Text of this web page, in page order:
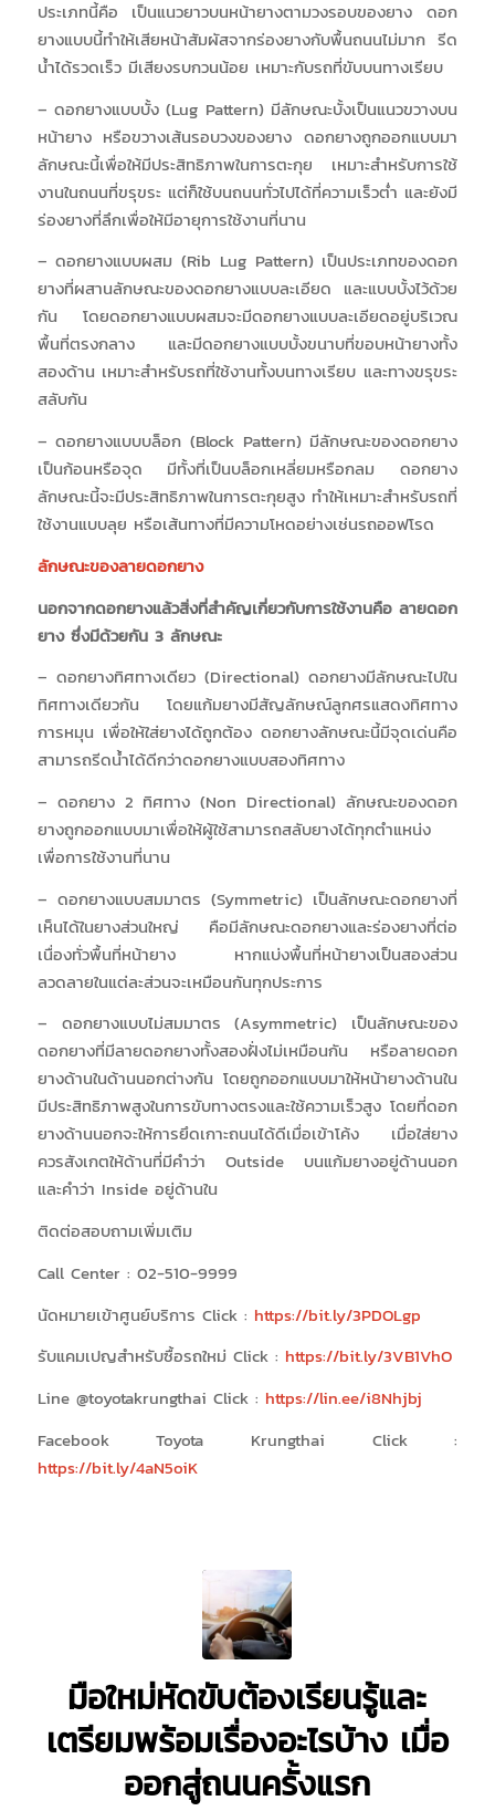
ประเภทนี้คือ เป็นแนวยาวบนหน้ายางตามวงรอบของยาง ดอก
ยางแบบนี้ทำให้เสียหน้าสัมผัสจากร่องยางกับพื้นถนนไม่มาก รีด
น้ำได้รวดเร็ว มีเสียงรบกวนน้อย เหมาะกับรถที่ขับบนทางเรียบ
– ดอกยางแบบบั้ง (Lug Pattern)มีลักษณะบั้งเป็นแนวขวางบน
หน้ายาง หรือขวางเส้นรอบวงของยาง ดอกยางถูกออกแบบมา
ลักษณะนี้เพื่อให้มีประสิทธิภาพในการตะกุย เหมาะสำหรับการใช้
งานในถนนที่ขรุขระ แต่ก็ใช้บนถนนทั่วไปได้ที่ความเร็วต่ำ และยังมี
ร่องยางที่ลึกเพื่อให้มีอายุการใช้งานที่นาน
– ดอกยางแบบผสม (Rib Lug Pattern)เป็นประเภทของดอก
ยางที่ผสานลักษณะของดอกยางแบบละเอียด และแบบบั้งไว้ด้วย
กัน โดยดอกยางแบบผสมจะมีดอกยางแบบละเอียดอยู่บริเวณ
พื้นที่ตรงกลาง และมีดอกยางแบบบั้งขนาบที่ขอบหน้ายางทั้ง
สองด้าน เหมาะสำหรับรถที่ใช้งานทั้งบนทางเรียบ และทางขรุขระ
สลับกัน
– ดอกยางแบบบล็อก (Block Pattern)มีลักษณะของดอกยาง
เป็นก้อนหรือจุด มีทั้งที่เป็นบล็อกเหลี่ยมหรือกลม ดอกยาง
ลักษณะนี้จะมีประสิทธิภาพในการตะกุยสูง ทำให้เหมาะสำหรับรถที่
ใช้งานแบบลุย หรือเส้นทางที่มีความโหดอย่างเช่นรถออฟโรด
ลักษณะของลายดอกยาง
นอกจากดอกยางแล้วสิ่งที่สำคัญเกี่ยวกับการใช้งานคือ ลายดอก
ยาง ซึ่งมีด้วยกัน 3 ลักษณะ
– ดอกยางทิศทางเดียว (Directional)ดอกยางมีลักษณะไปใน
ทิศทางเดียวกัน โดยแก้มยางมีสัญลักษณ์ลูกศรแสดงทิศทาง
การหมุน เพื่อให้ใส่ยางได้ถูกต้อง ดอกยางลักษณะนี้มีจุดเด่นคือ
สามารถรีดน้ำได้ดีกว่าดอกยางแบบสองทิศทาง
– ดอกยาง 2 ทิศทาง (Non Directional) ลักษณะของดอก
ยางถูกออกแบบมาเพื่อให้ผู้ใช้สามารถสลับยางได้ทุกตำแหน่ง
เพื่อการใช้งานที่นาน
– ดอกยางแบบสมมาตร (Symmetric) เป็นลักษณะดอกยางที่
เห็นได้ในยางส่วนใหญ่ คือมีลักษณะดอกยางและร่องยางที่ต่อ
เนื่องทั่วพื้นที่หน้ายาง หากแบ่งพื้นที่หน้ายางเป็นสองส่วน
ลวดลายในแต่ละส่วนจะเหมือนกันทุกประการ
– ดอกยางแบบไม่สมมาตร (Asymmetric) เป็นลักษณะของ
ดอกยางที่มีลายดอกยางทั้งสองฝั่งไม่เหมือนกัน หรือลายดอก
ยางด้านในด้านนอกต่างกัน โดยถูกออกแบบมาให้หน้ายางด้านใน
มีประสิทธิภาพสูงในการขับทางตรงและใช้ความเร็วสูง โดยที่ดอก
ยางด้านนอกจะให้การยึดเกาะถนนได้ดีเมื่อเข้าโค้ง เมื่อใส่ยาง
ควรสังเกตให้ด้านที่มีคำว่า Outside บนแก้มยางอยู่ด้านนอก
และคำว่า Inside อยู่ด้านใน
ติดต่อสอบถามเพิ่มเติม
Call Center : 02-510-9999
นัดหมายเข้าศูนย์บริการ Click : https://bit.ly/3PDOLgp
รับแคมเปญสำหรับซื้อรถใหม่ Click : https://bit.ly/3VB1VhO
Line @toyotakrungthai Click : https://lin.ee/i8Nhjbj
Facebook Toyota Krungthai Click :
https://bit.ly/4aN5oiK
มือใหม่หัดขับต้องเรียนรู้และ
เตรียมพร้อมเรื่องอะไรบ้าง เมื่อ
ออกสู่ถนนครั้งแรก